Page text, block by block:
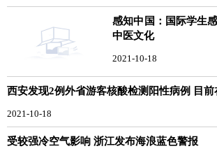
感知中国：国际学生
中医文化
2021-10-18
西安发现2例外省游客核酸检测阳性病例 目
2021-10-18
受较强冷空气影响 浙江发布海浪蓝色警报